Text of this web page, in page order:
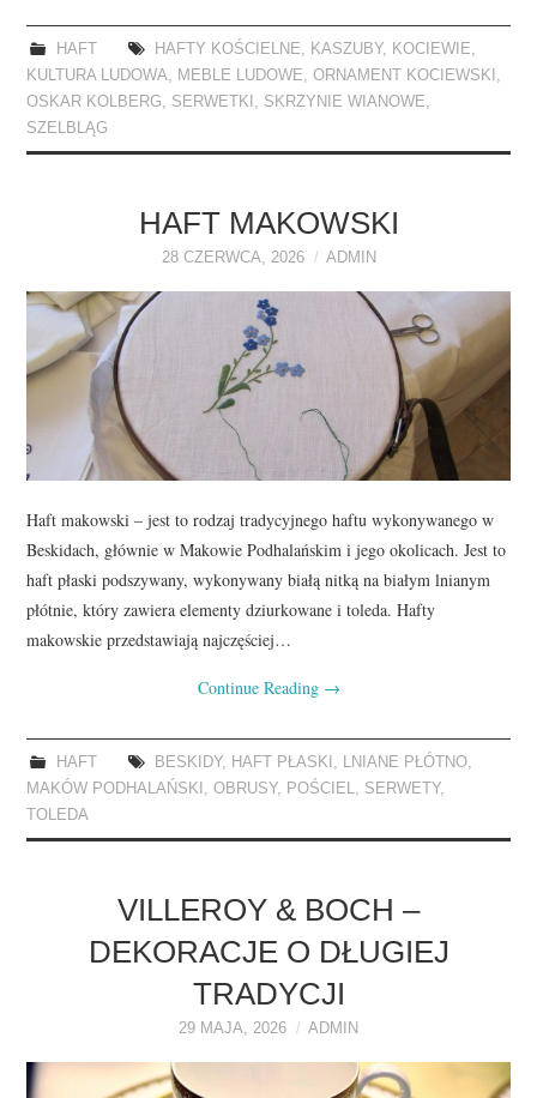
HAFT HAFTY KOŚCIELNE, KASZUBY, KOCIEWIE,
KULTURA LUDOWA, MEBLE LUDOWE,ORNAMENT KOCIEWSKI ,
OSKAR KOLBERG, SERWETKI , SKRZYNIE WIANOWE,
SZELBLĄG
HAFT MAKOWSKI
28 CZERWCA, 2026 ADMIN
Haft makowski – jest to rodzaj tradycyjnego haftu wykonywanego w
Beskidach, głównie w Makowie Podhalańskim i jego okolicach. Jest to
haft płaski podszywany, wykonywany białą nitką na białym lnianym
płótnie, który zawiera elementy dziurkowane i toleda. Hafty
makowskie przedstawiają najczęściej…
Continue Reading →
HAFT BESKIDY, HAFT PŁASKI , LNIANE PŁÓTNO,
MAKÓW PODHALAŃSKI ,OBRUSY, POŚCIEL, SERWETY,
TOLEDA
VILLEROY & BOCH –
DEKORACJE O DŁUGIEJ
TRADYCJI
29 MAJA, 2026 ADMIN